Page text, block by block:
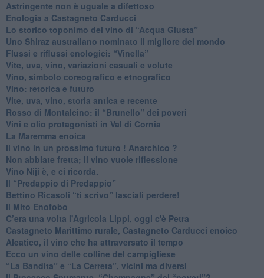
​Astringente non è uguale a difettoso
Enologia a Castagneto Carducci
Lo storico toponimo del vino di “Acqua Giusta”
Uno Shiraz australiano nominato il migliore del mondo
​Flussi e riflussi enologici: “Vinella”
Vite, uva, vino, variazioni casuali e volute
Vino, simbolo coreografico e etnografico
​Vino: retorica e futuro
​Vite, uva, vino, storia antica e recente
​Rosso di Montalcino: il “Brunello” dei poveri
Vini e olio protagonisti in Val di Cornia
​La Maremma enoica
Il vino in un prossimo futuro ! Anarchico ?
​Non abbiate fretta; Il vino vuole riflessione
​Vino Niji è, e ci ricorda.
Il “Predappio di Predappio”
Bettino Ricasoli “ti scrivo” lasciali perdere!
Il Mito Enofobo
​C’era una volta l'Agricola Lippi, oggi c'è Petra
​Castagneto Marittimo rurale, Castagneto Carducci enoico
Aleatico, il vino che ha attraversato il tempo
Ecco un vino delle colline del campigliese
“La Bandita” e “La Cerreta”, vicini ma diversi